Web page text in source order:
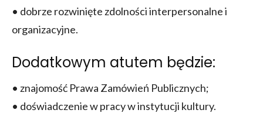
• dobrze rozwinięte zdolności interpersonalne i
organizacyjne.
Dodatkowym atutem będzie:
• znajomość Prawa Zamówień Publicznych;
• doświadczenie w pracy w instytucji kultury.